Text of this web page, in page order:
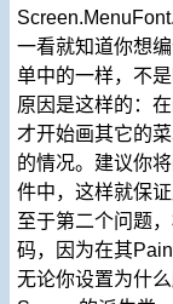
一看就知道你想
单中的一样，不是
原因是这样的：
才开始画其它的
的情况。建议你
件中，这样就保
至于第二个问题
码，因为在其
无论你设置为什